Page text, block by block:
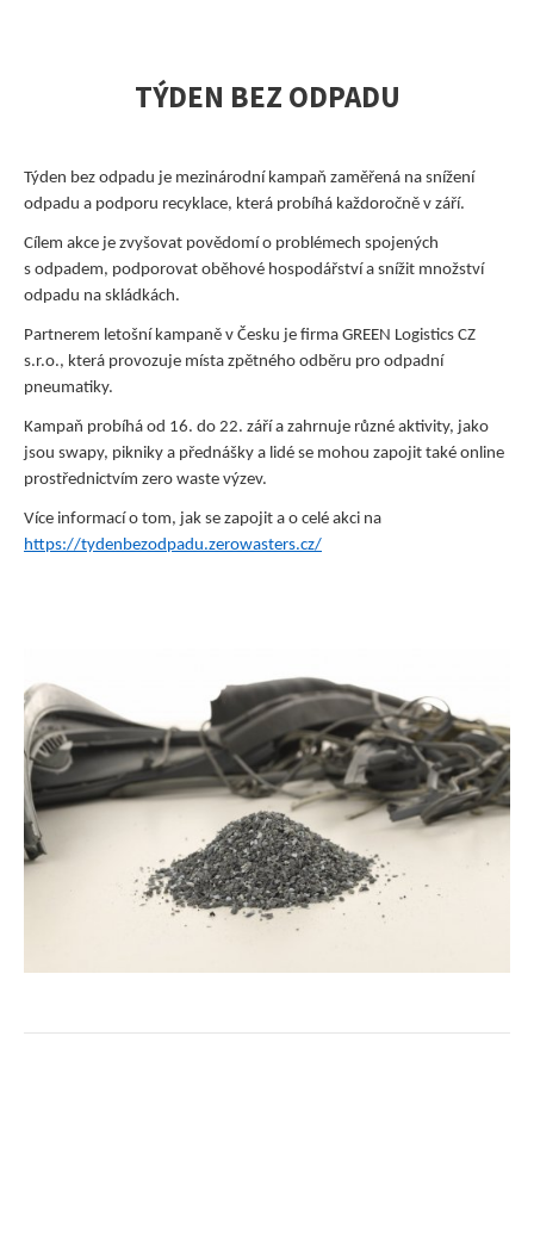
Vyhledávání na webu
TÝDEN BEZ ODPADU
Týden bez odpadu je mezinárodní kampaň zaměřená na snížení
odpadu a podporu recyklace, která probíhá každoročně v září.
Cílem akce je zvyšovat povědomí o problémech spojených
s odpadem, podporovat oběhové hospodářství a snížit množství
odpadu na skládkách.
Partnerem letošní kampaně v Česku je firma GREEN Logistics CZ
s.r.o., která provozuje místa zpětného odběru pro odpadní
pneumatiky.
Kampaň probíhá od 16. do 22. září a zahrnuje různé aktivity, jako
jsou swapy, pikniky a přednášky a lidé se mohou zapojit také online
prostřednictvím zero waste výzev.
Více informací o tom, jak se zapojit a o celé akci na
https://tydenbezodpadu.zerowasters.cz/